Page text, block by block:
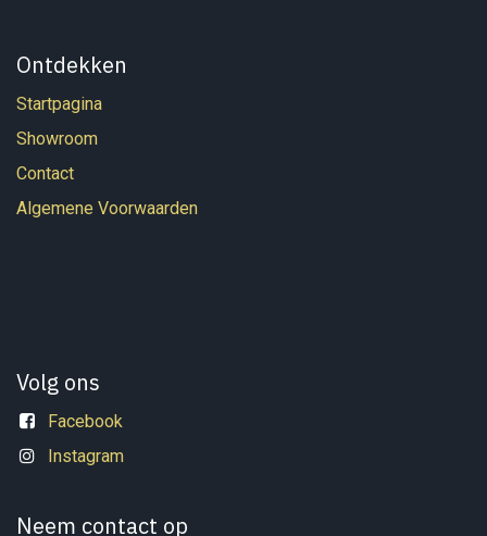
Ontdekken
Startpagina
Showroom
Contact
Algemene Voorwaarden
Volg ons
Facebook
Instagram
Neem contact op